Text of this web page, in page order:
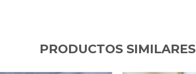
PRODUCTOS SIMILARES